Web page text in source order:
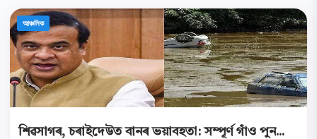
আঞ্চলিক
শিৱসাগৰ, চৰাইদেউত বানৰ ভয়াবহতা: সম্পূৰ্ণ গাঁও পুন...